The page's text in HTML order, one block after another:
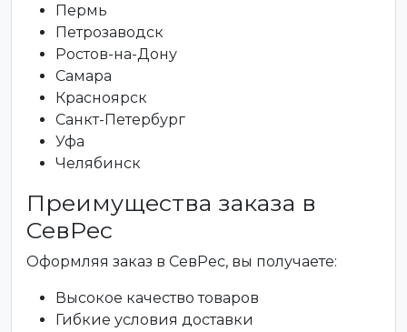
Пермь
Петрозаводск
Ростов-на-Дону
Самара
Красноярск
Санкт-Петербург
Уфа
Челябинск
Преимущества заказа в
СевРес
Оформляя заказ в СевРес, вы получаете:
Высокое качество товаров
Гибкие условия доставки